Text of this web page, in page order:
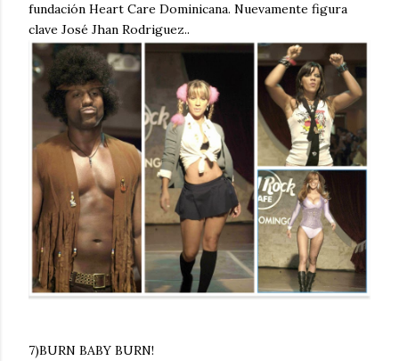
fundación Heart Care Dominicana. Nuevamente figura
clave José Jhan Rodriguez..
7)BURN BABY BURN!